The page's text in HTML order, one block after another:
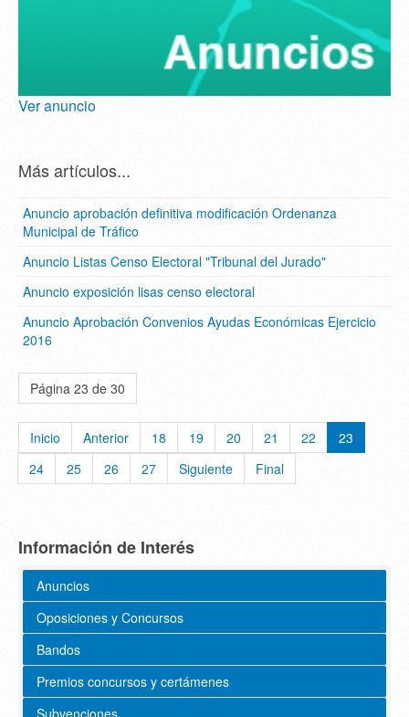
Ver anuncio
Más artículos...
Anuncio aprobación definitiva modificación Ordenanza
Municipal de Tráfico
Anuncio Listas Censo Electoral "Tribunal del Jurado"
Anuncio exposición lisas censo electoral
Anuncio Aprobación Convenios Ayudas Económicas Ejercicio
2016
Página 23 de 30
Inicio Anterior 18 19 20 21 22
23
24
25 26 27 Siguiente Final
Información de Interés
Anuncios
Oposiciones y Concursos
Bandos
Premios concursos y certámenes